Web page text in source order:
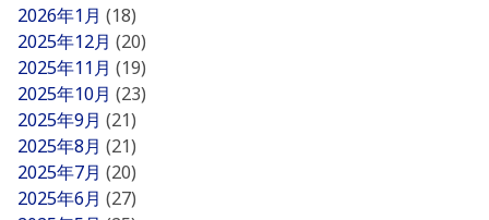
2026年1月 (18)
2025年12月 (20)
2025年11月 (19)
2025年10月 (23)
2025年9月 (21)
2025年8月 (21)
2025年7月 (20)
2025年6月 (27)